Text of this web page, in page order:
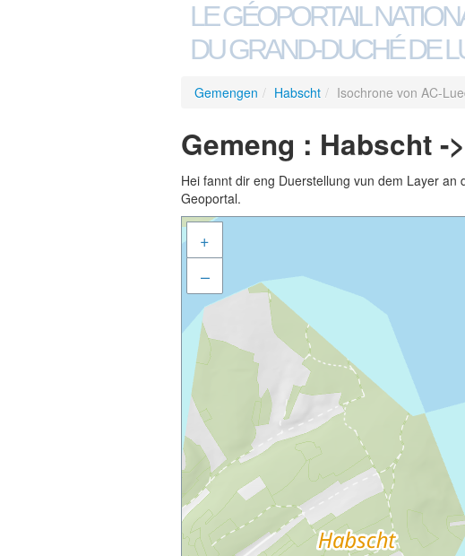
LE GÉOPORTAIL
DU GRAND-DUCHÉ DE
Gemengen / Habscht / Isochrone von AC-
Gemeng : Habscht -
Hei fannt dir eng Duerstellung vun dem Layer
Geoportal.
+
–